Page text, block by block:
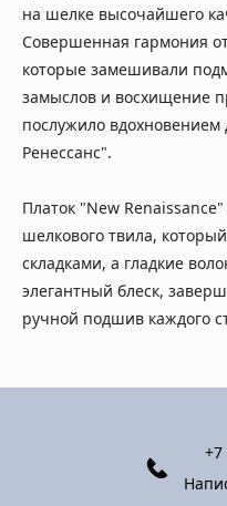
на шелке высочайшего
Совершенная гармония
которые замешивали
замыслов и восхищение
послужило
Ренессанс".
Платок "New
шелкового твила,
складками, а гладкие
элегантный блеск,
ручной подшив каждого
+7